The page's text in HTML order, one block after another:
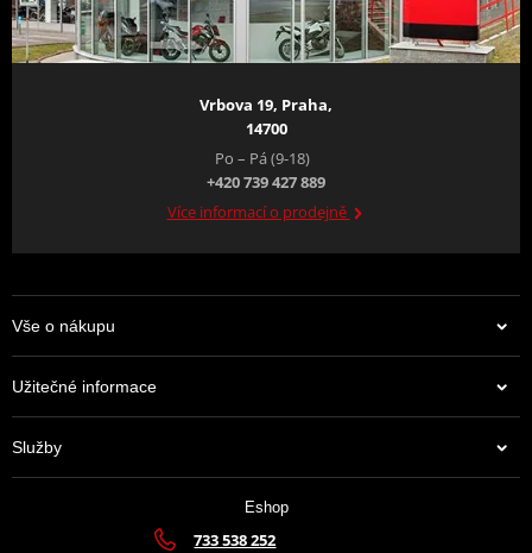
Vrbova 19, Praha,
14700
Po – Pá (9-18)
+420 739 427 889
Více informací o prodejně
Vše o nákupu
Užitečné informace
Služby
Eshop
733 538 252